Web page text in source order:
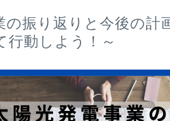
の振り返りと今後の計
行動しよう！～